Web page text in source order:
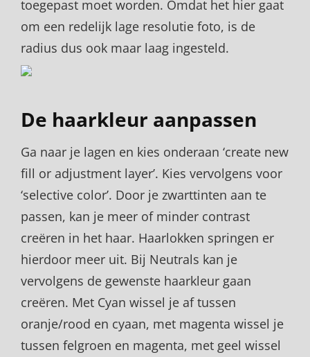
toegepast moet worden. Omdat het hier gaat
om een redelijk lage resolutie foto, is de
radius dus ook maar laag ingesteld.
De haarkleur aanpassen
Ga naar je lagen en kies onderaan ‘create new
fill or adjustment layer’. Kies vervolgens voor
‘selective color’. Door je zwarttinten aan te
passen, kan je meer of minder contrast
creëren in het haar. Haarlokken springen er
hierdoor meer uit. Bij Neutrals kan je
vervolgens de gewenste haarkleur gaan
creëren. Met Cyan wissel je af tussen
oranje/rood en cyaan, met magenta wissel je
tussen felgroen en magenta, met geel wissel